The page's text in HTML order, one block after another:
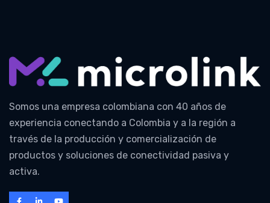
Somos una empresa colombiana con 40 años de
experiencia conectando a Colombia y a la región a
través de la producción y comercialización de
productos y soluciones de conectividad pasiva y
activa.